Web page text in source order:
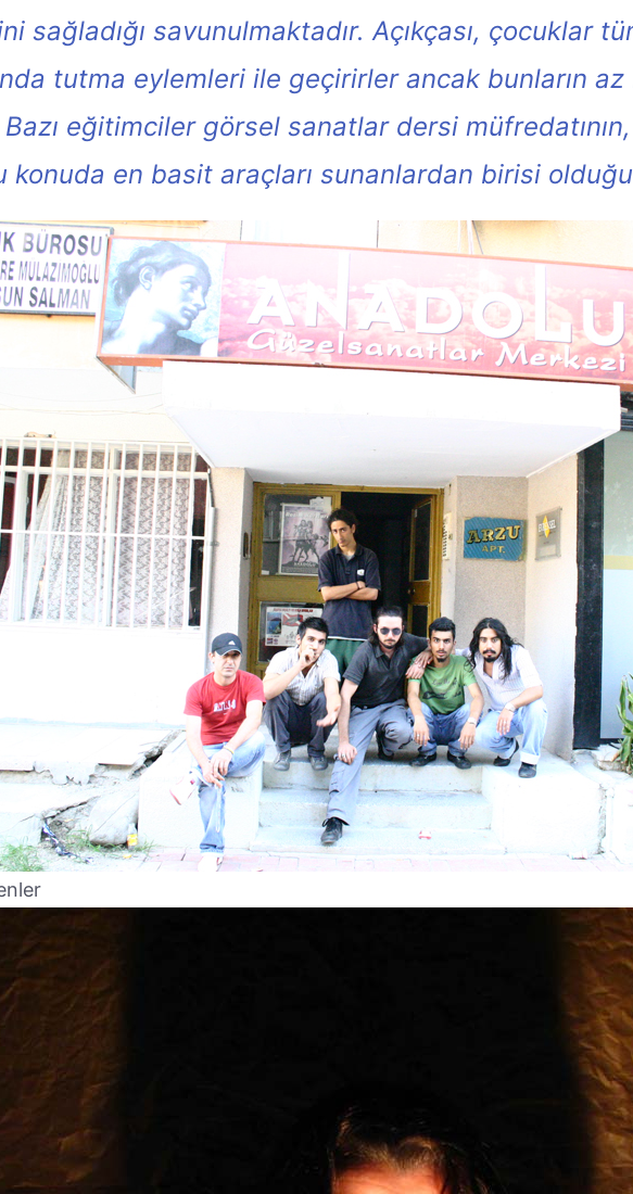
sağladığı savunulmaktadır. Açıkçası, çocuklar
tutma eylemleri ile geçirirler ancak bunların az
eğitimciler görsel sanatlar dersi
en basit araçları sunanlardan birisi